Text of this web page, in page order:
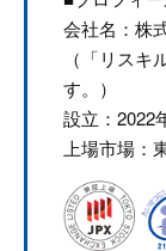
会社名：株
（「リス
す。）
設立：2022
上場市場：